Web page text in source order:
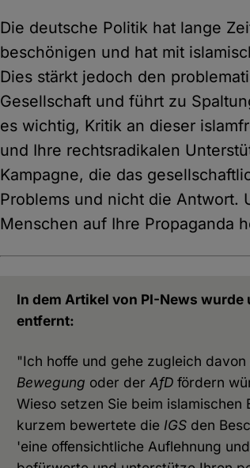
Die deutsche Politik hat lange
beschönigen und hat mit
Dies stärkt jedoch den
Gesellschaft und führt zu
es wichtig, Kritik an dieser
und Ihre rechtsradikalen
Kampagne, die das
Problems und nicht die Antwort.
Menschen auf Ihre Propaganda
In dem Artikel von PI-News wurde
entfernt:
"Ich hoffe und gehe zugleich
Bewegung oder derAfD fördern
Wieso setzen Sie beim
kurzem bewertete die IGS den
'eine offensichtliche Auflehnung